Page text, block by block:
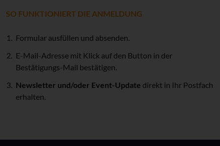
SO FUNKTIONIERT DIE ANMELDUNG
Formular ausfüllen und absenden.
E-Mail-Adresse mit Klick auf den Button in der
Bestätigungs-Mail bestätigen.
Newsletter und/oder Event-Update direkt in Ihr Postfach
erhalten.